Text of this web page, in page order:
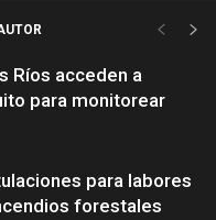
Ríos acceden a
para monitorear
para labores
forestales